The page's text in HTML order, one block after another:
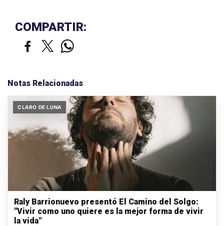
COMPARTIR:
Notas Relacionadas
CLARO DE LUNA
Raly Barrionuevo presentó El Camino del Solgo:
"Vivir como uno quiere es la mejor forma de vivir
la vida"